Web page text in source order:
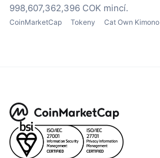
998,607,362,396 COK mincí.
CoinMarketCap Tokeny Cat Own Kimono